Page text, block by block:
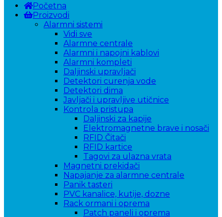
Početna
Proizvodi
Alarmni sistemi
Vidi sve
Alarmne centrale
Alarmni i napojni kablovi
Alarmni kompleti
Daljinski upravljači
Detektori curenja vode
Detektori dima
Javljači i upravljive utičnice
Kontrola pristupa
Daljinski za kapije
Elektromagnetne brave i nosači
RFID Čitači
RFID kartice
Tagovi za ulazna vrata
Magnetni prekidači
Napajanje za alarmne centrale
Panik tasteri
PVC kanalice, kutije, dozne
Rack ormani i oprema
Patch paneli i oprema